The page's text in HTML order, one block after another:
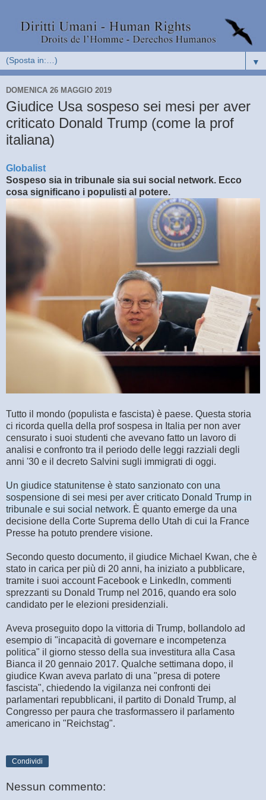
▼
DOMENICA 26 MAGGIO 2019
Giudice Usa sospeso sei mesi per aver
criticato Donald Trump (come la prof
italiana)
Globalist
Sospeso sia in tribunale sia sui social network. Ecco
cosa significano i populisti al potere.
Tutto il mondo (populista e fascista) è paese. Questa storia
ci ricorda quella della prof sospesa in Italia per non aver
censurato i suoi studenti che avevano fatto un lavoro di
analisi e confronto tra il periodo delle leggi razziali degli
anni '30 e il decreto Salvini sugli immigrati di oggi.
Un giudice statunitense è stato sanzionato con una
sospensione di sei mesi per aver criticato Donald Trump in
tribunale e sui social network. È quanto emerge da una
decisione della Corte Suprema dello Utah di cui la France
Presse ha potuto prendere visione.
Secondo questo documento, il giudice Michael Kwan, che è
stato in carica per più di 20 anni, ha iniziato a pubblicare,
tramite i suoi account Facebook e LinkedIn, commenti
sprezzanti su Donald Trump nel 2016, quando era solo
candidato per le elezioni presidenziali.
Aveva proseguito dopo la vittoria di Trump, bollandolo ad
esempio di "incapacità di governare e incompetenza
politica" il giorno stesso della sua investitura alla Casa
Bianca il 20 gennaio 2017. Qualche settimana dopo, il
giudice Kwan aveva parlato di una "presa di potere
fascista", chiedendo la vigilanza nei confronti dei
parlamentari repubblicani, il partito di Donald Trump, al
Congresso per paura che trasformassero il parlamento
americano in "Reichstag".
Condividi
Nessun commento: